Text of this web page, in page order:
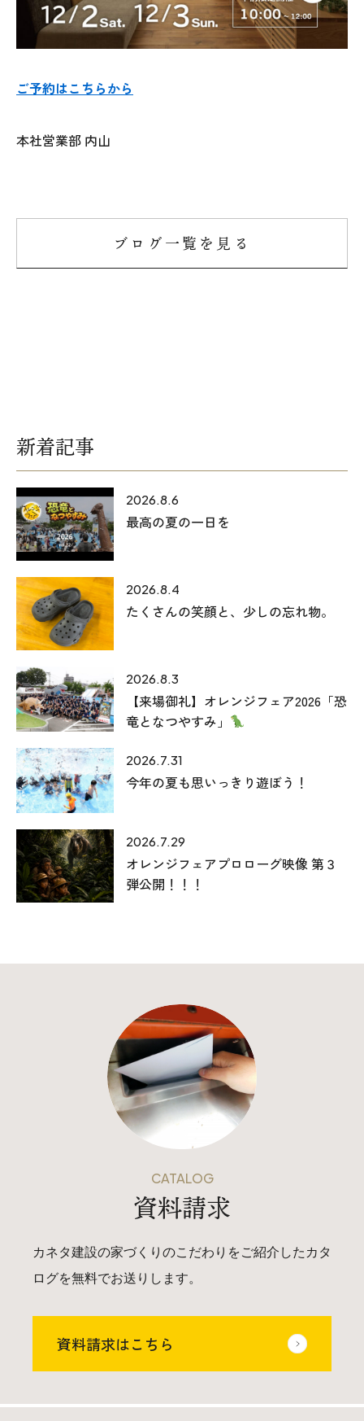
ご予約はこちらから
本社営業部 内山
ブログ一覧を見る
新着記事
2026.8.6
最高の夏の一日を
2026.8.4
たくさんの笑顔と、少しの忘れ物。
2026.8.3
【来場御礼】オレンジフェア2026「恐
竜となつやすみ」
2026.7.31
今年の夏も思いっきり遊ぼう！
2026.7.29
オレンジフェアプロローグ映像 第３
弾公開！！！
CATALOG
資料請求
カネタ建設の家づくりのこだわりをご紹介したカタ
ログを無料でお送りします。
資料請求はこちら